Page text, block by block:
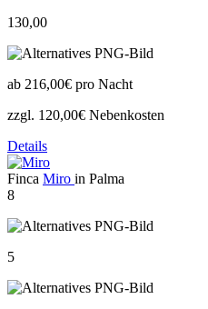
130,00
ab 216,00€ pro Nacht
zzgl. 120,00€ Nebenkosten
Details
Finca Miro in Palma
8
5